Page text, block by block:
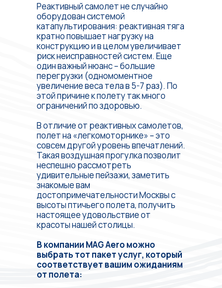
Реактивный самолет не случайно
оборудован системой
катапультирования: реактивная тяга
кратно повышает нагрузку на
конструкцию и в целом увеличивает
риск неисправностей систем. Еще
один важный нюанс – большие
перегрузки (одномоментное
увеличение веса тела в 5-7 раз). По
этой причине к полету так много
ограничений по здоровью.
В отличие от реактивных самолетов,
полет на «легкомоторнике» – это
совсем другой уровень впечатлений.
Такая воздушная прогулка позволит
неспешно рассмотреть
удивительные пейзажи, заметить
знакомые вам
достопримечательности Москвы с
высоты птичьего полета, получить
настоящее удовольствие от
красоты нашей столицы.
В компании MAG Aero можно
выбрать тот пакет услуг, который
соответствует вашим ожиданиям
от полета: